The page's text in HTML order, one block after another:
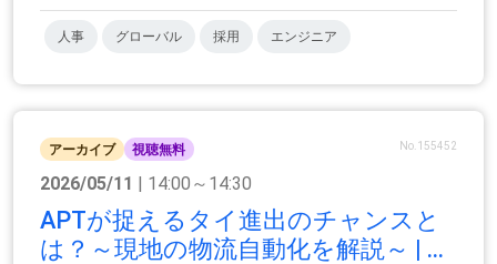
人事 グローバル 採用 エンジニア
アーカイブ 視聴無料 No.155452
2026/05/11 | 14:00～14:30
APTが捉えるタイ進出のチャンスと
は？～現地の物流自動化を解説～ | ...